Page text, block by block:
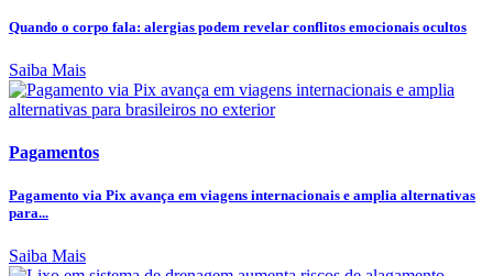
Quando o corpo fala: alergias podem revelar conflitos emocionais ocultos
Saiba Mais
Pagamentos
Pagamento via Pix avança em viagens internacionais e amplia alternativas
para...
Saiba Mais